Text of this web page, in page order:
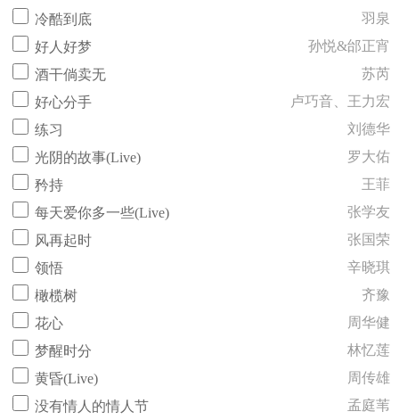
冷酷到底
羽泉
好人好梦
孙悦&邰正宵
酒干倘卖无
苏芮
好心分手
卢巧音、王力宏
练习
刘德华
光阴的故事(Live)
罗大佑
矜持
王菲
每天爱你多一些(Live)
张学友
风再起时
张国荣
领悟
辛晓琪
橄榄树
齐豫
花心
周华健
梦醒时分
林忆莲
黄昏(Live)
周传雄
没有情人的情人节
孟庭苇